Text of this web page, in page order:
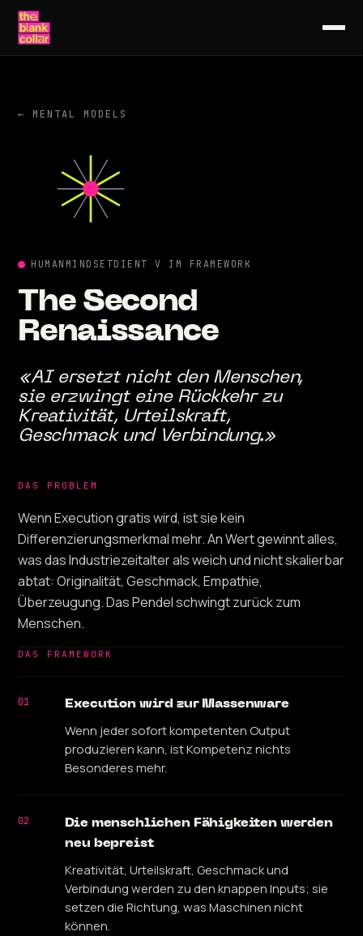
← MENTAL MODELS
HUMAN MINDSETDIENT V IM FRAMEWORK
The Second
Renaissance
«AI ersetzt nicht den Menschen,
sie erzwingt eine Rückkehr zu
Kreativität, Urteilskraft,
Geschmack und Verbindung.»
DAS PROBLEM
Wenn Execution gratis wird, ist sie kein
Differenzierungsmerkmal mehr. An Wert gewinnt alles,
was das Industriezeitalter als weich und nicht skalierbar
abtat: Originalität, Geschmack, Empathie,
Überzeugung. Das Pendel schwingt zurück zum
Menschen.
DAS FRAMEWORK
01 Execution wird zur Massenware
Wenn jeder sofort kompetenten Output
produzieren kann, ist Kompetenz nichts
Besonderes mehr.
02
Die menschlichen Fähigkeiten werden
neu bepreist
Kreativität, Urteilskraft, Geschmack und
Verbindung werden zu den knappen Inputs; sie
setzen die Richtung, was Maschinen nicht
können.